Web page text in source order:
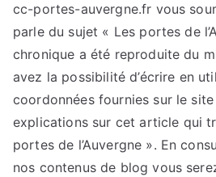
cc-portes-auvergne.fr vous
parle du sujet « Les portes de
chronique a été reproduite du
avez la possibilité d’écrire en
coordonnées fournies sur le
explications sur cet article qui
portes de l’Auvergne ». En
nos contenus de blog vous